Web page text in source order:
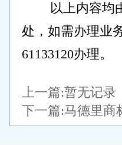
以上内容均
处，如需办理业
61133120办理。
上一篇:暂无记录
下一篇:马德里商